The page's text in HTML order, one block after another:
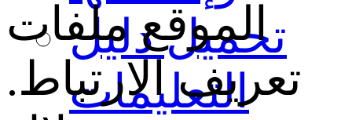
تحميل دليل
التعليمات
الموقع ملفات
تعريف الارتباط.